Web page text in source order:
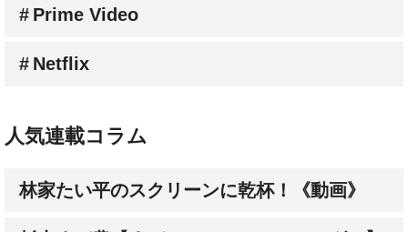
Netflix
林家たい平のスクリーンに乾杯！《動画》
杉山すぴ豊【すぴのジャンル・ジャングル】